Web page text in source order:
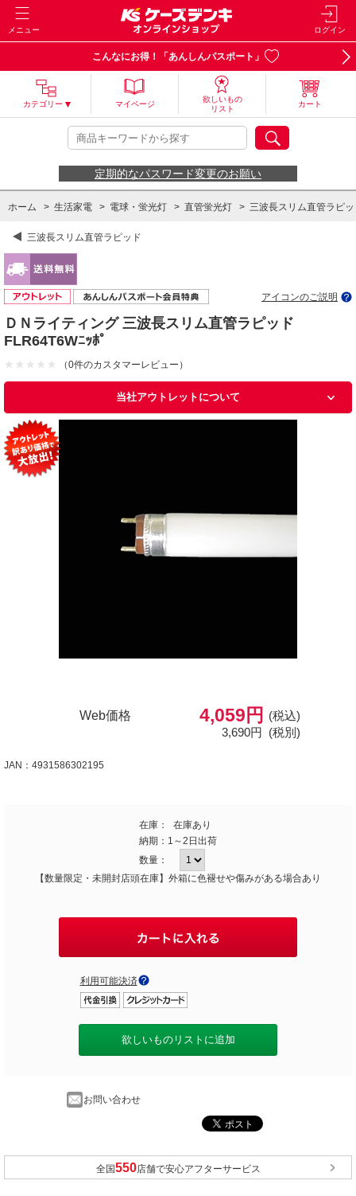
メニュー ログイン
こんなにお得！「あんしんパスポート」
カテゴリー マイページ
欲しいもの
リスト
カート
定期的なパスワード変更のお願い
ホーム > 生活家電 > 電球・蛍光灯 > 直管蛍光灯 > 三波長スリム直管ラピ
三波長スリム直管ラピッド
アイコンのご説明
ＤＮライティング 三波長スリム直管ラピッド
FLR64T6Wﾆｯﾎﾟ
（0件のカスタマーレビュー）
当社アウトレットについて
Web価格 4,059円
(税込)
3,690円 (税別)
JAN：4931586302195
在庫：
在庫あり
納期： 1～2日出荷
数量：
【数量限定・未開封店頭在庫】外箱に色褪せや傷みがある場合あり
利用可能決済
欲しいものリストに追加
お問い合わせ
全国 店舗で安心アフターサービス